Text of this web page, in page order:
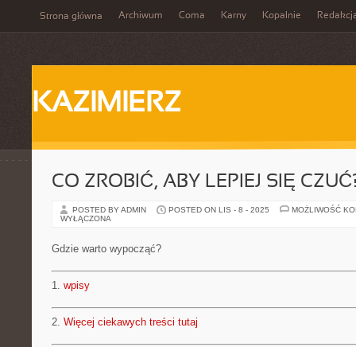
Strona główna Archiwum Coma Karny Kopalnie
KAZIMIERZ
CO ZROBIĆ, ABY LEPIEJ SIĘ
POSTED BY ADMIN POSTED ON LIS - 8 - 2025
MOŻLIWOŚĆ
WYŁĄCZONA
Gdzie warto wypocząć?
1. wpisy
2. Więcej ciekawych treści tutaj